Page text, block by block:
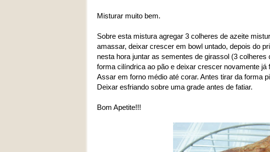
Misturar muito bem.
Sobre esta mistura agregar 3 colheres de azeite
amassar, deixar crescer em bowl untado, depois do
nesta hora juntar as sementes de girassol (3
forma cilíndrica ao pão e deixar crescer novamente já
Assar em forno médio até corar. Antes tirar da forma
Deixar esfriando sobre uma grade antes de fatiar.
Bom Apetite!!!